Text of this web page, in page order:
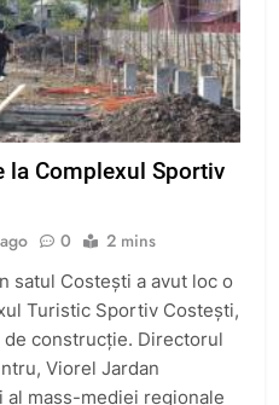
Complexul Sportiv
0 2 mins
satul Costești a avut loc o
Turistic Sportiv Costești,
de construcție. Directorul
Viorel Jardan
mass-mediei regionale